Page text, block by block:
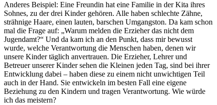
Anderes Beispiel: Eine Freundin hat eine Familie in der Kita ihres
Sohnes, zu der drei Kinder gehören. Alle haben schlechte Zähne,
strähnige Haare, einen lauten, barschen Umgangston. Da kam schon
mal die Frage auf: „Warum melden die Erzieher das nicht dem
Jugendamt?“ Und da kam ich an den Punkt, dass mir bewusst
wurde, welche Verantwortung die Menschen haben, denen wir
unsere Kinder täglich anvertrauen. Die Erzieher, Lehrer und
Betreuer unserer Kinder sehen die Kleinen jeden Tag, sind bei ihrer
Entwicklung dabei – haben diese zu einem nicht unwichtigen Teil
auch in der Hand. Sie entwickeln im besten Fall eine eigene
Beziehung zu den Kindern und tragen Verantwortung. Wie würde
ich das meistern?